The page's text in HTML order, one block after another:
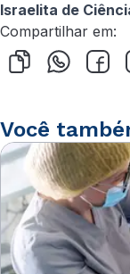
Israelita de
Compartilhar em:
Você